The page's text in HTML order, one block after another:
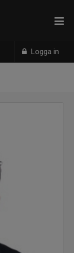
Logga in